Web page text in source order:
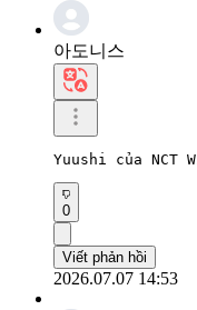
아도니스
Yuushi của NCT
0
Viết phản hồi
2026.07.07 14:53